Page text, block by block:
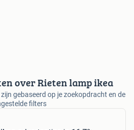
over Rieten lamp ikea
gebaseerd op je zoekopdracht en de
filters